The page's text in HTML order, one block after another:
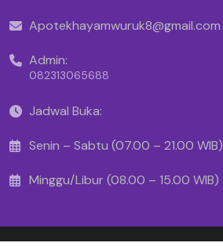
Apotekhayamwuruk8@gmail.com
Admin:
082313065688
Jadwal Buka:
Senin – Sabtu (07.00 – 21.00 WIB)
Minggu/Libur (08.00 – 15.00 WIB)